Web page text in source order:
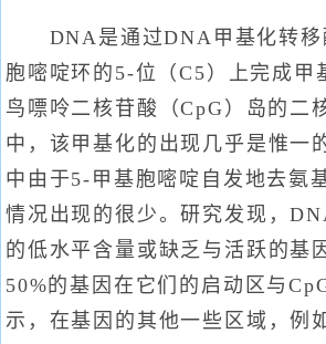
DNA是通过DNA甲基化转移
胞嘧啶环的5-位（C5）上完成甲
鸟嘌呤二核苷酸（CpG）岛的二
中，该甲基化的出现几乎是惟一
中由于5-甲基胞嘧啶自发地去氨
情况出现的很少。研究发现，
的低水平含量或缺乏与活跃的基
50%的基因在它们的启动区与
示，在基因的其他一些区域，例